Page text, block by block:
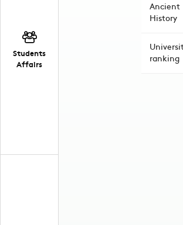
Students
Affairs
Ancient
History
ranking